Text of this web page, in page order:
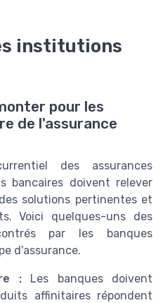
institutions
pour les
de l'assurance
des assurances
bancaires doivent relever
solutions pertinentes et
Voici quelques-uns des
par les banques
d'assurance.
:Les banques doivent
affinitaires répondent